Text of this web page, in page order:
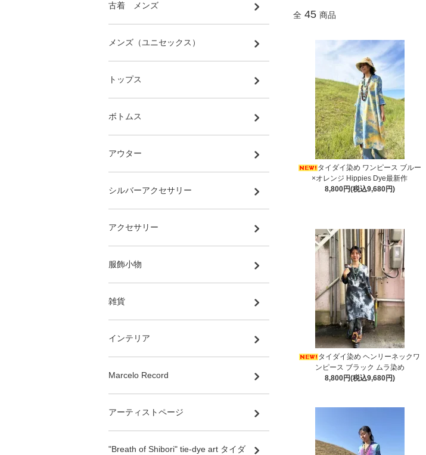
全 45 商品
タイダイ染め ワンピース ブルー
×オレンジ Hippies Dye最新作
8,800円(税込9,680円)
タイダイ染め ヘンリーネックワ
ンピース ブラック ムラ染め
8,800円(税込9,680円)
古着 メンズ
メンズ（ユニセックス）
トップス
ボトムス
アウター
シルバーアクセサリー
アクセサリー
服飾小物
雑貨
インテリア
Marcelo Record
アーティストページ
"Breath of Shibori" tie-dye art タイダ